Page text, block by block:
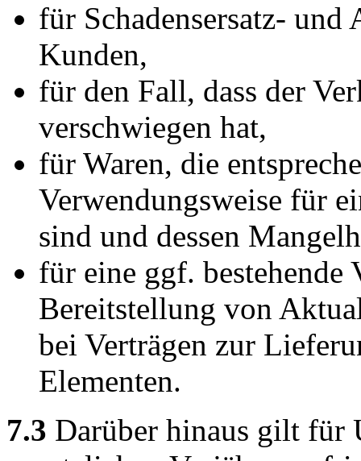
für Schadensersatz- und
Kunden,
für den Fall, dass der
verschwiegen hat,
für Waren, die
Verwendungsweise für
sind und dessen
für eine ggf. bestehende
Bereitstellung von
bei Verträgen zur
Elementen.
7.3 Darüber hinaus gilt für